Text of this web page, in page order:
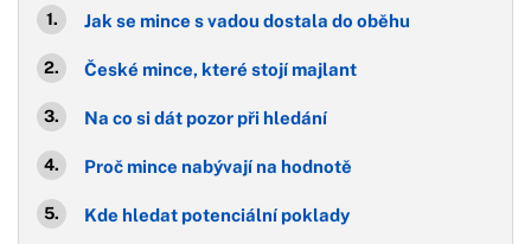
Jak se mince s vadou dostala do oběhu
České mince, které stojí majlant
Na co si dát pozor při hledání
Proč mince nabývají na hodnotě
Kde hledat potenciální poklady